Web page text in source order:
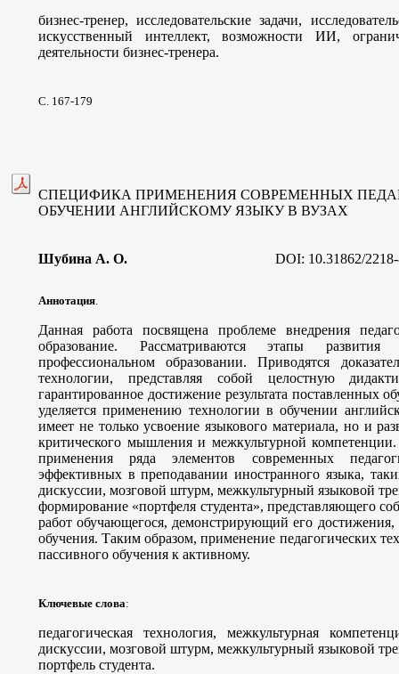
бизнес-тренер, исследовательские задачи,
искусственный интеллект, возможности ИИ,
деятельности бизнес-тренера.
С. 167-179
СПЕЦИФИКА ПРИМЕНЕНИЯ СОВРЕМЕННЫХ
ОБУЧЕНИИ АНГЛИЙСКОМУ ЯЗЫКУ В ВУЗАХ
Шубина А. О. DOI: 10.31862/
Аннотация.
Данная работа посвящена проблеме внедрения
образование. Рассматриваются этапы
профессиональном образовании. Приводятся
технологии, представляя собой целостную
гарантированное достижение результата поставленных
уделяется применению технологии в обучении
имеет не только усвоение языкового материала, но и
критического мышления и межкультурной
применения ряда элементов современных
эффективных в преподавании иностранного языка,
дискуссии, мозговой штурм, межкультурный языковой
формирование «портфеля студента», представляющего
работ обучающегося, демонстрирующий его достижения,
обучения. Таким образом, применение педагогических
пассивного обучения к активному.
Ключевые слова:
педагогическая технология, межкультурная
дискуссии, мозговой штурм, межкультурный языковой
портфель студента.